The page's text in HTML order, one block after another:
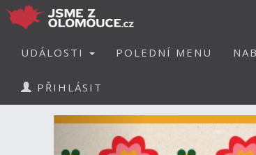
UDÁLOSTI POLEDNÍ MENU
PŘIHLÁSIT
Předchozí